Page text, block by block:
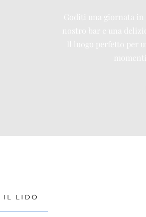
Goditi una giornata in
nostro bar e una
Il luogo perfetto per
IL LIDO